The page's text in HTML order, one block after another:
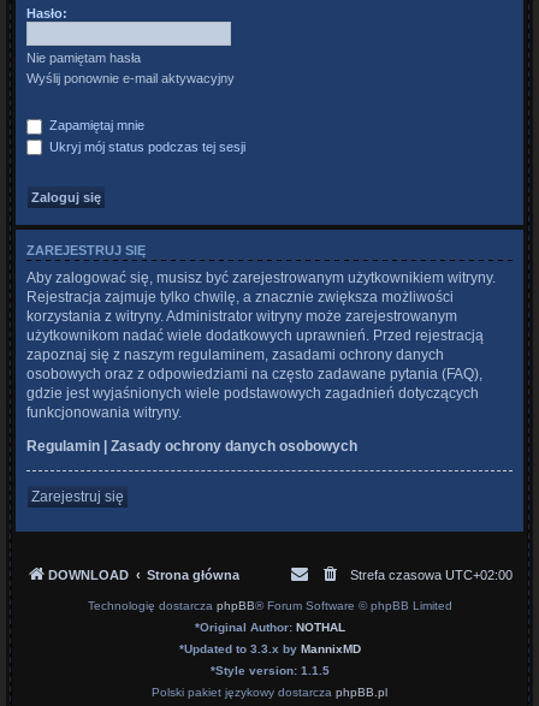
Hasło:
Nie pamiętam hasła
Wyślij ponownie e-mail aktywacyjny
Zapamiętaj mnie
Ukryj mój status podczas tej sesji
ZAREJESTRUJ SIĘ
Aby zalogować się, musisz być zarejestrowanym użytkownikiem witryny.
Rejestracja zajmuje tylko chwilę, a znacznie zwiększa możliwości
korzystania z witryny. Administrator witryny może zarejestrowanym
użytkownikom nadać wiele dodatkowych uprawnień. Przed rejestracją
zapoznaj się z naszym regulaminem, zasadami ochrony danych
osobowych oraz z odpowiedziami na często zadawane pytania (FAQ),
gdzie jest wyjaśnionych wiele podstawowych zagadnień dotyczących
funkcjonowania witryny.
Regulamin | Zasady ochrony danych osobowych
Zarejestruj się
DOWNLOAD Strona główna Strefa czasowa UTC+02:00
Technologię dostarcza phpBB® Forum Software © phpBB Limited
*Original Author: NOTHAL
*Updated to 3.3.x by MannixMD
*Style version: 1.1.5
Polski pakiet językowy dostarcza phpBB.pl